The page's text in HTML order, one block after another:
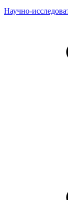
Научно-